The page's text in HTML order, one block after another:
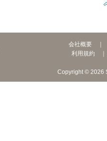
会社概要
利用規約
Copyright © 2026